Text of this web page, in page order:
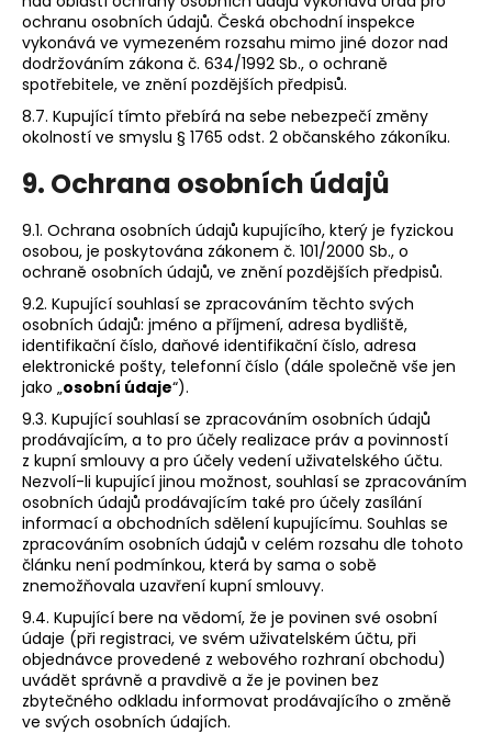
ochranu osobních údajů. Česká obchodní inspekce
vykonává ve vymezeném rozsahu mimo jiné dozor nad
dodržováním zákona č. 634/1992 Sb., o ochraně
spotřebitele, ve znění pozdějších předpisů.
8.7. Kupující tímto přebírá na sebe nebezpečí změny
okolností ve smyslu § 1765 odst. 2 občanského zákoníku.
9. Ochrana osobních údajů
9.1. Ochrana osobních údajů kupujícího, který je fyzickou
osobou, je poskytována zákonem č. 101/2000 Sb., o
ochraně osobních údajů, ve znění pozdějších předpisů.
9.2. Kupující souhlasí se zpracováním těchto svých
osobních údajů: jméno a příjmení, adresa bydliště,
identifikační číslo, daňové identifikační číslo, adresa
elektronické pošty, telefonní číslo (dále společně vše jen
jako „osobní údaje“).
9.3. Kupující souhlasí se zpracováním osobních údajů
prodávajícím, a to pro účely realizace práv a povinností
z kupní smlouvy a pro účely vedení uživatelského účtu.
Nezvolí-li kupující jinou možnost, souhlasí se zpracováním
osobních údajů prodávajícím také pro účely zasílání
informací a obchodních sdělení kupujícímu. Souhlas se
zpracováním osobních údajů v celém rozsahu dle tohoto
článku není podmínkou, která by sama o sobě
znemožňovala uzavření kupní smlouvy.
9.4. Kupující bere na vědomí, že je povinen své osobní
údaje (při registraci, ve svém uživatelském účtu, při
objednávce provedené z webového rozhraní obchodu)
uvádět správně a pravdivě a že je povinen bez
zbytečného odkladu informovat prodávajícího o změně
ve svých osobních údajích.